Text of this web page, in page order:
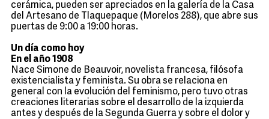
cerámica, pueden ser apreciados en la galería de la Casa
del Artesano de Tlaquepaque (Morelos 288), que abre sus
puertas de 9:00 a 19:00 horas.
Un día como hoy
En el año 1908
Nace Simone de Beauvoir, novelista francesa, filósofa
existencialista y feminista. Su obra se relaciona en
general con la evolución del feminismo, pero tuvo otras
creaciones literarias sobre el desarrollo de la izquierda
antes y después de la Segunda Guerra y sobre el dolor y